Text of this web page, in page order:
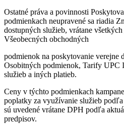
Ostatné práva a povinnosti
podmienkach neupravené sa riadia
dostupných služieb, vrátane
Všeobecných obchodných
podmienok na poskytovanie verejne
Osobitných podmienok, Tarify UPC
služieb a iných platieb.
Ceny v týchto podmienkach
poplatky za využívanie služieb
sú uvedené vrátane DPH podľa
predpisov.